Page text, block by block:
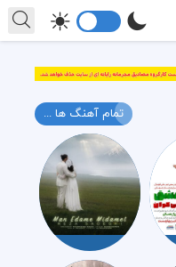
تمام آهنگ ها ...